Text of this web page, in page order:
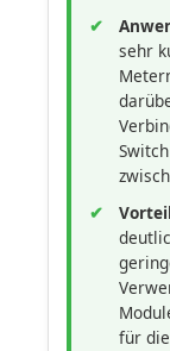
sehr
für